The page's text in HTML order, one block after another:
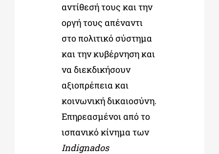
αντίθεσή τους και την
οργή τους απέναντι
στο πολιτικό σύστηµα
και την κυβέρνηση και
να διεκδικήσουν
αξιοπρέπεια και
κοινωνική δικαιοσύνη.
Επηρεασµένοι από το
ισπανικό κίνηµα των
Indignados